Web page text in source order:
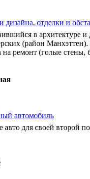
дизайна, отделки и
в архитектуре
(район
на ремонт (голые стены,
автомобиль
авто для своей второй